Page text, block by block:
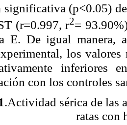
(p<0.05)
(r=0.997, r2=
E. De igual manera,
los
inferiores
con los controles
.Actividad sérica de las
ratas con